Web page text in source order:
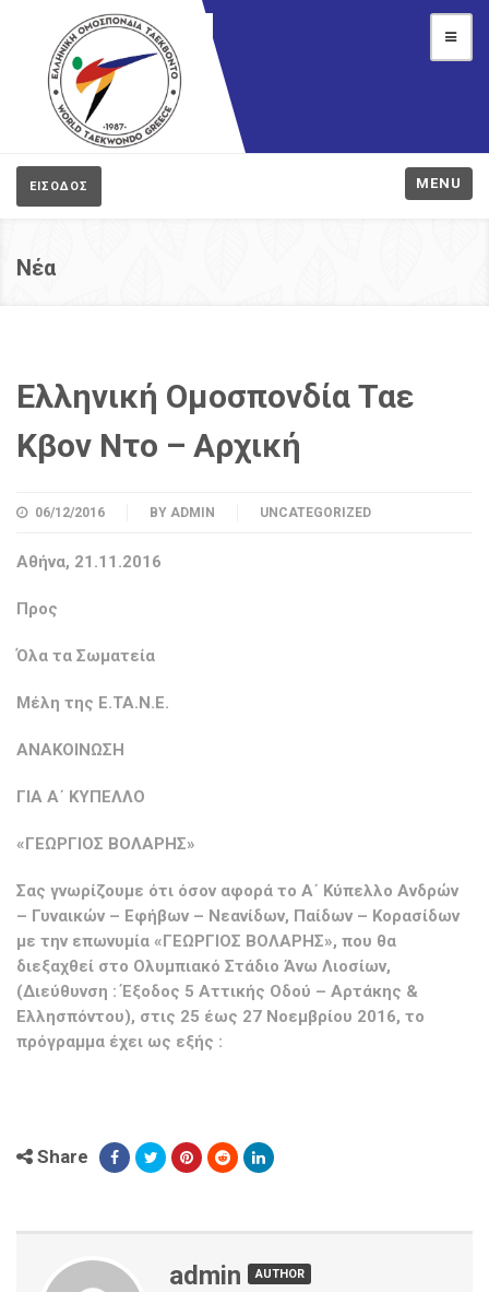
ΕΙΣΟΔΟΣ MENU
Νέα
Ελληνική Ομοσπονδία Ταε
Κβον Ντο – Aρχική
06/12/2016 BY ADMIN UNCATEGORIZED
Αθήνα, 21.11.2016
Προς
Όλα τα Σωματεία
Μέλη της Ε.ΤΑ.Ν.Ε.
ΑΝΑΚΟΙΝΩΣΗ
ΓΙΑ Α΄ ΚΥΠΕΛΛΟ
«ΓΕΩΡΓΙΟΣ ΒΟΛΑΡΗΣ»
Σας γνωρίζουμε ότι όσον αφορά το Α΄ Κύπελλο Ανδρών
– Γυναικών – Εφήβων – Νεανίδων, Παίδων – Κορασίδων
με την επωνυμία «ΓΕΩΡΓΙΟΣ ΒΟΛΑΡΗΣ», που θα
διεξαχθεί στο Ολυμπιακό Στάδιο Άνω Λιοσίων,
(Διεύθυνση : Έξοδος 5 Αττικής Οδού – Αρτάκης &
Ελλησπόντου), στις 25 έως 27 Νοεμβρίου 2016, το
πρόγραμμα έχει ως εξής :
Share
admin AUTHOR